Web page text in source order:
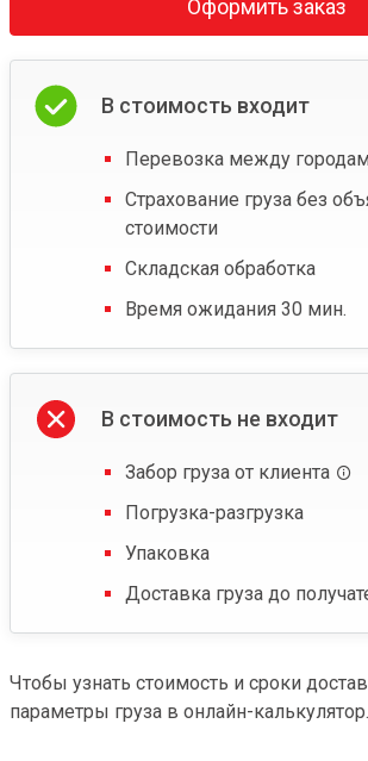
Оформить заказ
В стоимость входит
Перевозка между
Страхование груза без
стоимости
Складская обработка
Время ожидания 30 мин.
В стоимость не входит
Забор груза от клиента
Погрузка-разгрузка
Упаковка
Доставка груза до
Чтобы узнать стоимость и сроки
параметры груза в онлайн-калькулятор.